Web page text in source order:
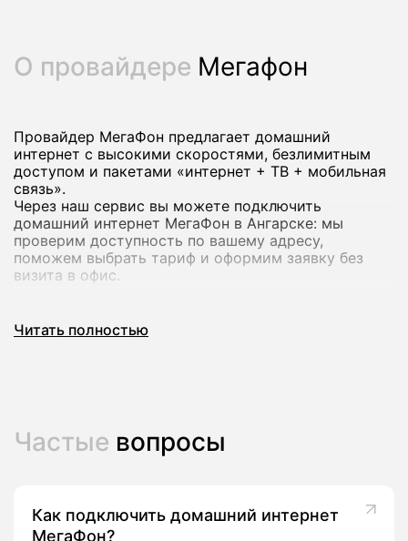
О провайдере Мегафон
Провайдер МегаФон предлагает домашний
интернет с высокими скоростями, безлимитным
доступом и пакетами «интернет + ТВ + мобильная
связь».
Через наш сервис вы можете подключить
домашний интернет МегаФон в Ангарске: мы
проверим доступность по вашему адресу,
поможем выбрать тариф и оформим заявку без
визита в офис.
Почему стоит подключить домашний
высоком качестве на нескольких устройствах
комплексные предложения с ТВ‑каналами и
пакетами мобильной связи.
Читать полностью
Частые вопросы
Как подключить домашний интернет
МегаФон?